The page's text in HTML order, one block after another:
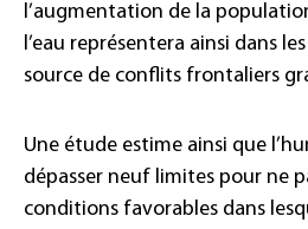
l’augmentation de la
l’eau représentera ainsi dans
source de conflits frontaliers
Une étude estime ainsi que
dépasser neuf limites pour ne
conditions favorables dans